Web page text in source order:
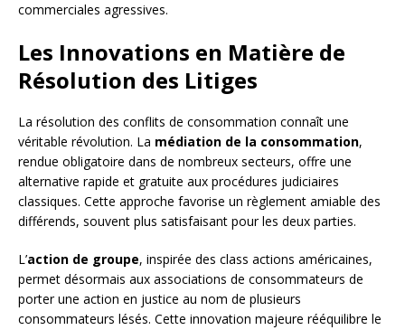
commerciales agressives.
Les Innovations en Matière de
Résolution des Litiges
La résolution des conflits de consommation connaît une
véritable révolution. La médiation de la consommation,
rendue obligatoire dans de nombreux secteurs, offre une
alternative rapide et gratuite aux procédures judiciaires
classiques. Cette approche favorise un règlement amiable des
différends, souvent plus satisfaisant pour les deux parties.
L’action de groupe, inspirée des class actions américaines,
permet désormais aux associations de consommateurs de
porter une action en justice au nom de plusieurs
consommateurs lésés. Cette innovation majeure rééquilibre le